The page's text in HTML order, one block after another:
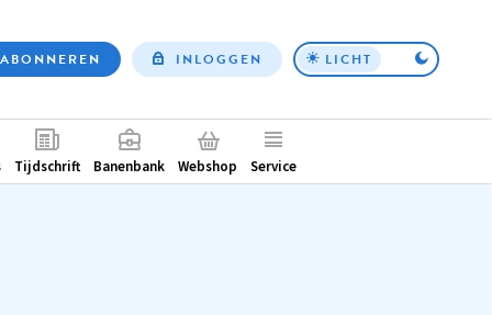
Top
ABONNEREN INLOGGEN LICHT
Tijdschrift Banenbank Webshop Service